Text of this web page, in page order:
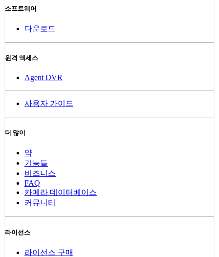
소프트웨어
다운로드
원격 액세스
Agent DVR
사용자 가이드
더 많이
약
기능들
비즈니스
FAQ
카메라 데이터베이스
커뮤니티
라이선스
라이선스 구매